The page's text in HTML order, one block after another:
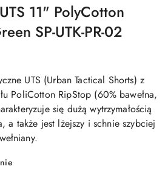
11" PolyCotton
SP-UTK-PR-02
UTS (Urban Tactical Shorts) z
PoliCotton RipStop (60% bawełna,
się dużą wytrzymałością
a także jest lżejszy i schnie szybciej